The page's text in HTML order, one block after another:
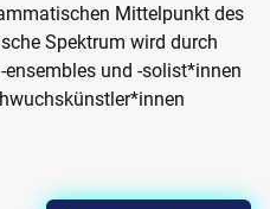
Mittelpunkt des
Spektrum wird durch
und -solist*innen